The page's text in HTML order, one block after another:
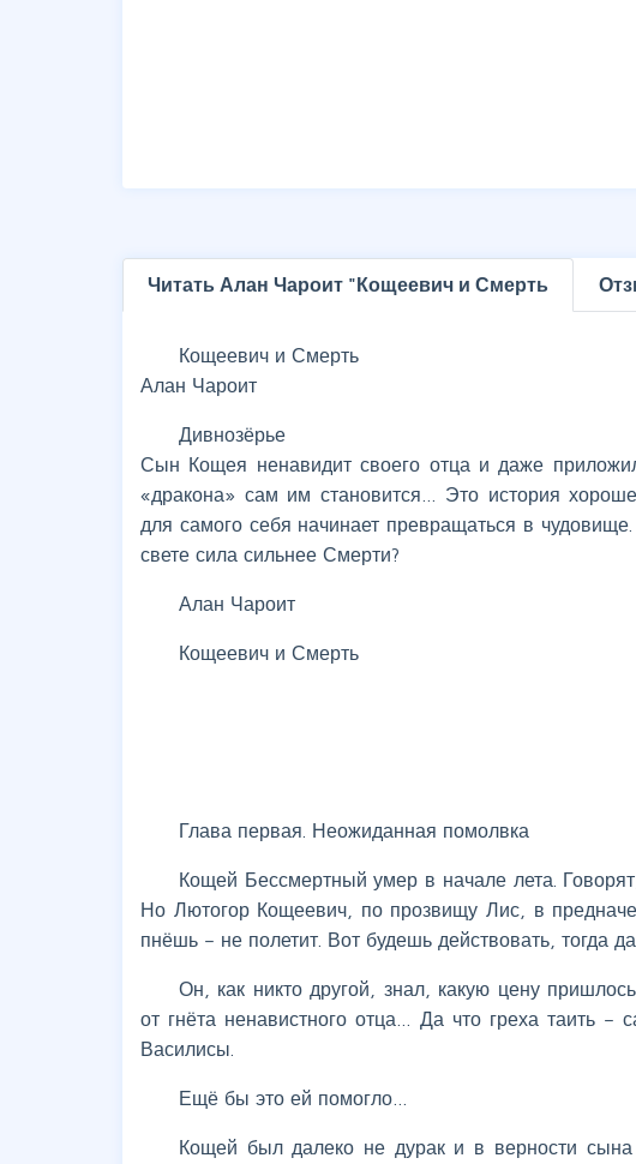
Читать Алан Чароит "Кощеевич и Смерть
Кощеевич и Смерть
Алан Чароит
Дивнозёрье
Сын Кощея ненавидит своего отца и даже
«дракона» сам им становится… Это история
для самого себя начинает превращаться в
свете сила сильнее Смерти?
Алан Чароит
Кощеевич и Смерть
Глава первая. Неожиданная помолвка
Кощей Бессмертный умер в начале лета.
Но Лютогор Кощеевич, по прозвищу Лис, в
пнёшь – не полетит. Вот будешь действовать, тогда
Он, как никто другой, знал, какую цену
от гнёта ненавистного отца… Да что греха таить
Василисы.
Ещё бы это ей помогло…
Кощей был далеко не дурак и в верности